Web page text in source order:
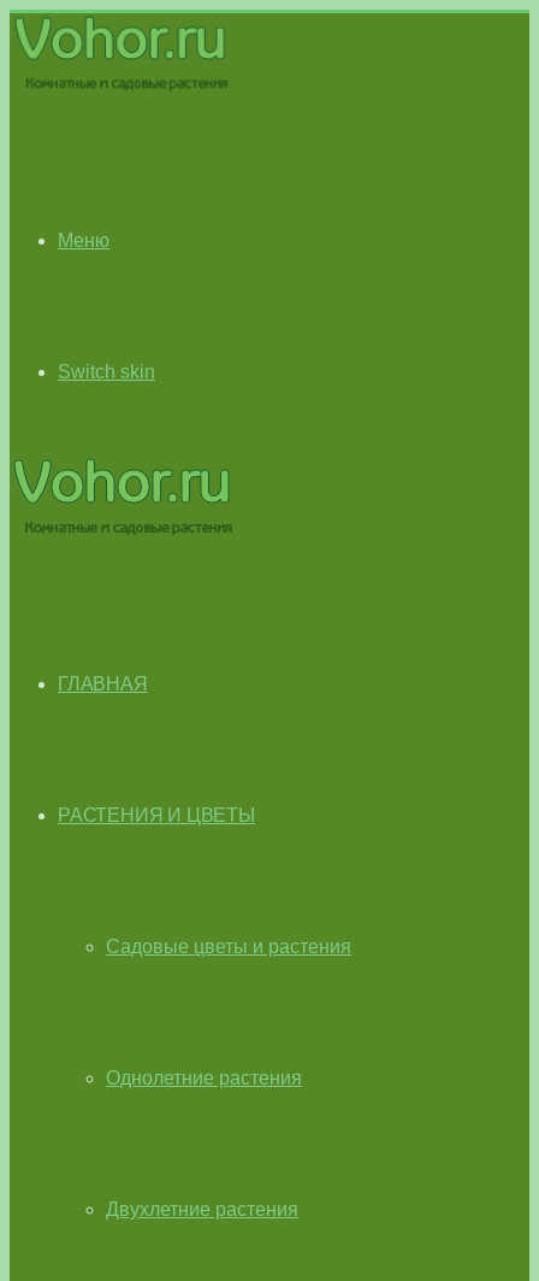
Меню
Switch skin
ГЛАВНАЯ
РАСТЕНИЯ И ЦВЕТЫ
Садовые цветы и растения
Однолетние растения
Двухлетние растения